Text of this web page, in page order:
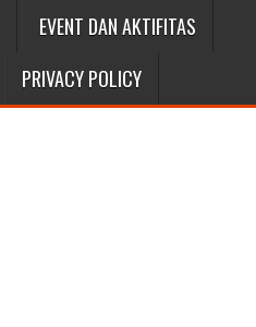
EVENT DAN AKTIFITAS
PRIVACY POLICY